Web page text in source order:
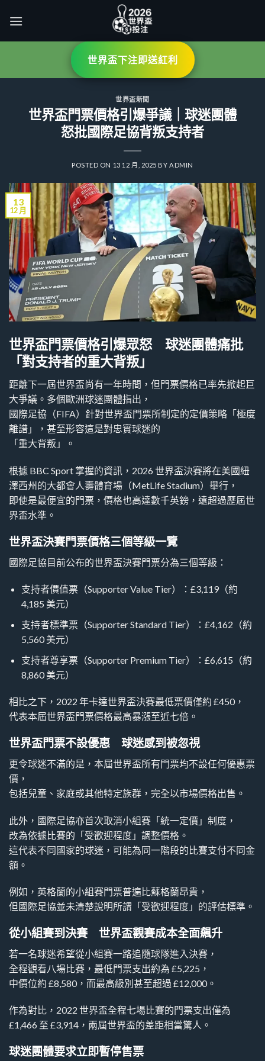
世界盃下注即送紅利
世界盃新聞
世界盃門票價格引爆爭議｜球迷團體
怒批國際足協背叛支持者
POSTED ON 13 12 月, 2025 BY ADMIN
13
12 月
世界盃門票價格引爆眾怒 球迷團體痛批
「對支持者的重大背叛」
距離下一屆世界盃尚有一年時間，但門票價格已率先掀起巨
大爭議。多個歐洲球迷團體指出，
國際足協（FIFA）針對世界盃門票所制定的定價策略「極度
離譜」，甚至形容這是對忠實球迷的
「重大背叛」。
根據 BBC Sport 掌握的資訊，2026 世界盃決賽將在美國紐
澤西州的大都會人壽體育場（MetLife Stadium）舉行，
即使是最便宜的門票，價格也高達數千英鎊，遠超過歷屆世
界盃水準。
世界盃決賽門票價格三個等級一覽
國際足協目前公布的世界盃決賽門票分為三個等級：
支持者價值票（Supporter Value Tier）：£3,119（約
4,185 美元）
支持者標準票（Supporter Standard Tier）：£4,162（約
5,560 美元）
支持者尊享票（Supporter Premium Tier）：£6,615（約
8,860 美元）
相比之下，2022 年卡達世界盃決賽最低票價僅約 £450，
代表本屆世界盃門票價格最高暴漲至近七倍。
世界盃門票不設優惠 球迷感到被忽視
更令球迷不滿的是，本屆世界盃所有門票均不設任何優惠票
價，
包括兒童、家庭或其他特定族群，完全以市場價格出售。
此外，國際足協亦首次取消小組賽「統一定價」制度，
改為依據比賽的「受歡迎程度」調整價格。
這代表不同國家的球迷，可能為同一階段的比賽支付不同金
額。
例如，英格蘭的小組賽門票普遍比蘇格蘭昂貴，
但國際足協並未清楚說明所謂「受歡迎程度」的評估標準。
從小組賽到決賽 世界盃觀賽成本全面飆升
若一名球迷希望從小組賽一路追隨球隊進入決賽，
全程觀看八場比賽，最低門票支出約為 £5,225，
中價位約 £8,580，而最高級別甚至超過 £12,000。
作為對比，2022 世界盃全程七場比賽的門票支出僅為
£1,466 至 £3,914，兩屆世界盃的差距相當驚人。
球迷團體要求立即暫停售票